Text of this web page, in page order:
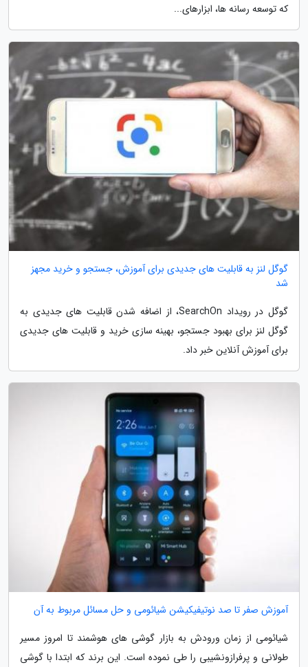
که توسعه رسانه ها، ابزارهای...
گوگل لنز به قابلیت های جدیدی برای آموزش، جستجو و خرید مجهز
شد
گوگل در رویداد SearchOn، از اضافه شدن قابلیت های جدیدی به
گوگل لنز برای بهبود جستجو، بهینه سازی خرید و قابلیت های جدیدی
برای آموزش آنلاین خبر داد.
آموزش صفر تا صد نوتیفیکیشن شیائومی و حل مسائل مربوط به آن
شیائومی از زمان ورودش به بازار گوشی های هوشمند تا امروز مسیر
طولانی و پرفرازونشیبی را طی نموده است. این برند که ابتدا با گوشی